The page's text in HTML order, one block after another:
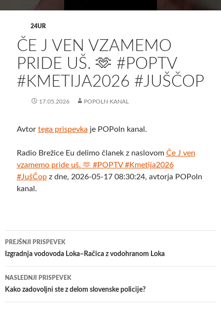
24UR
ČE J VEN VZAMEMO
PRIDE UŠ. 🫶 #POPTV
#KMETIJA2026 #JUŠČOP
17.05.2026 POPOLN KANAL
Avtor tega prispevka je POPoln kanal.
Radio Brežice Eu delimo članek z naslovom Če J ven
vzamemo pride uš. 🫶 #POPTV #Kmetija2026
#JušČopz dne, 2026-05-17 08:30:24, avtorja POPoln
kanal.
Krmarjenje
po
prispevkih
PREJŠNJI PRISPEVEK
Izgradnja vodovoda Loka–Račica z vodohranom Loka
NASLEDNJI PRISPEVEK
Kako zadovoljni ste z delom slovenske policije?